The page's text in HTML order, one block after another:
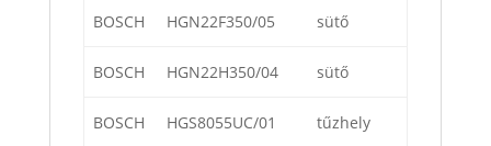
BOSCH HGN22F350/05 sütő
BOSCH HGN22H350/04 sütő
BOSCH HGS8055UC/01 tűzhely